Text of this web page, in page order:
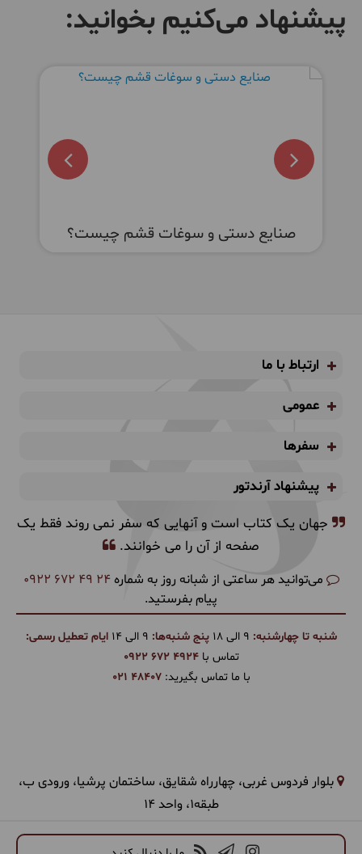
پیشنهاد می‌کنیم بخوانید:
صنایع دستی و سوغات قشم چیست؟
ارتباط با ما
عمومی
سفرها
پیشنهاد آرندتور
جهان یک کتاب است و آنهایی که سفر نمی روند فقط یک
صفحه از آن را می خوانند.
می‌توانید هر ساعتی از شبانه روز به شماره 0922 672 49 24
پیام بفرستید.
شنبه تا چهارشنبه: پنج شنبه‌ها:
ایام تعطیل رسمی:
تماس با0922 672 4924
با ما تماس بگیرید:021 48407
بلوار فردوس غربی، چهارراه شقایق، ساختمان پرشیا، ورودی ب،
طبقه1، واحد 14